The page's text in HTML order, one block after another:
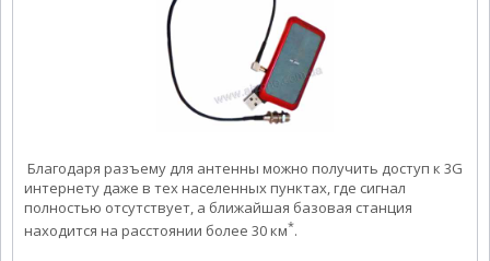
Благодаря разъему для антенны можно получить доступ к 3G
интернету даже в тех населенных пунктах, где сигнал
полностью отсутствует, а ближайшая базовая станция
находится на расстоянии более 30 км*.